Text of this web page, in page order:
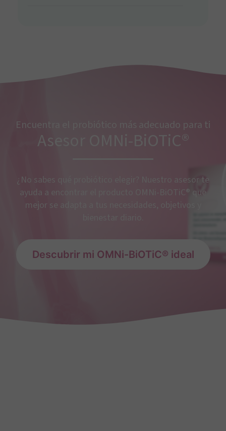
Encuentra el probiótico más adecuado para ti
Asesor OMNi-BiOTiC®
¿No sabes qué probiótico elegir? Nuestro asesor te
ayuda a encontrar el producto OMNi-BiOTiC® que
mejor se adapta a tus necesidades, objetivos y
Descubrir mi OMNi-BiOTiC® ideal